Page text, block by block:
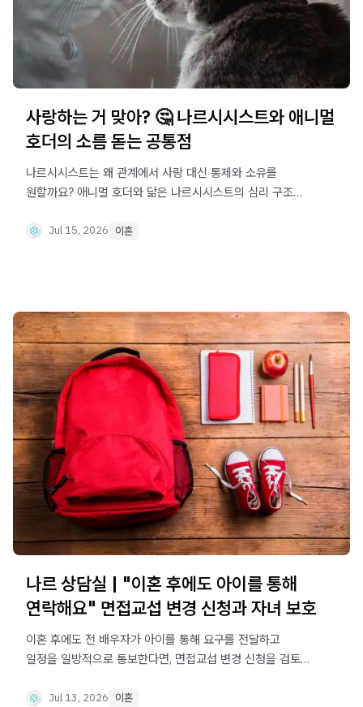
사랑하는 거 맞아? 🤔 나르시시스트와 애니멀
호더의 소름 돋는 공통점
나르시시스트는 왜 관계에서 사랑 대신 통제와 소유를
원할까요? 애니멀 호더와 닮은 나르시시스트의 심리 구조를
Jul 15, 2026 이혼
나르 상담실 | "이혼 후에도 아이를 통해
연락해요" 면접교섭 변경 신청과 자녀 보호
이혼 후에도 전 배우자가 아이를 통해 요구를 전달하고
일정을 일방적으로 통보한다면, 면접교섭 변경 신청을 검토할
방법을 확인해보세요.
Jul 13, 2026 이혼